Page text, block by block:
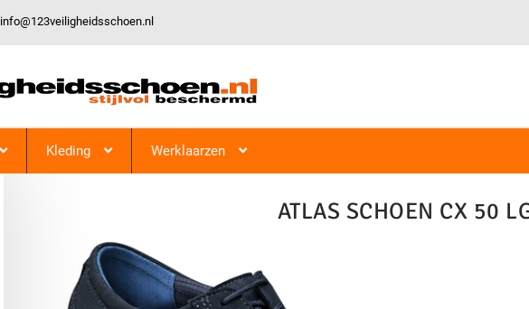
info@123veiligheidsschoen.nl
Kleding Werklaarzen
123Veiligheidsschoen Veiligheidsschoen Hoog & Laag Veiligheidsschoenen Laag
ATLAS SCHOEN CX 50